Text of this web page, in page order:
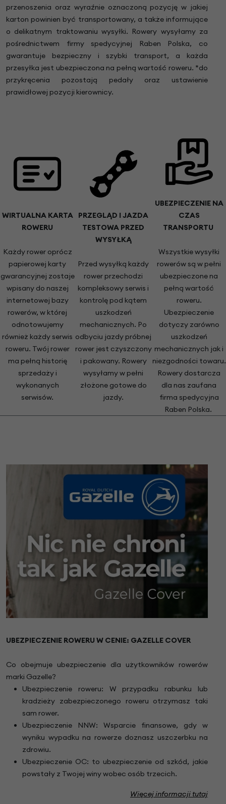
przenoszenia oraz wyraźnie oznaczoną pozycję w jakiej
karton powinien być transportowany, a także informujące
o delikatnym traktowaniu wysyłki. Rowery wysyłamy za
pośrednictwem firmy spedycyjnej Raben Polska, co
gwarantuje bezpieczny i szybki transport, a każda
przesyłka jest ubezpieczona na pełną wartość roweru. *do
przykręcenia pozostają pedały oraz ustawienie
prawidłowej pozycji kierownicy.
WIRTUALNA KARTA
ROWERU
Każdy rower oprócz
papierowej karty
gwarancyjnej zostaje
wpisany do naszej
internetowej bazy
rowerów, w której
odnotowujemy
również każdy serwis
roweru. Twój rower
ma pełną historię
sprzedaży i
wykonanych
serwisów.
PRZEGLĄD I JAZDA
TESTOWA PRZED
WYSYŁKĄ
Przed wysyłką każdy
rower przechodzi
kompleksowy serwis i
kontrolę pod kątem
uszkodzeń
mechanicznych. Po
odbyciu jazdy próbnej
rower jest czyszczony
i pakowany. Rowery
wysyłamy w pełni
złożone gotowe do
jazdy.
UBEZPIECZENIE NA
CZAS
TRANSPORTU
Wszystkie wysyłki
rowerów są w pełni
ubezpieczone na
pełną wartość
roweru.
Ubezpieczenie
dotyczy zarówno
uszkodzeń
mechanicznych jak i
niezgodności towaru.
Rowery dostarcza
dla nas zaufana
firma spedycyjna
Raben Polska.
UBEZPIECZENIE ROWERU W CENIE: GAZELLE COVER
Co obejmuje ubezpieczenie dla użytkowników rowerów
marki Gazelle?
Ubezpieczenie roweru: W przypadku rabunku lub
kradzieży zabezpieczonego roweru otrzymasz taki
sam rower.
Ubezpieczenie NNW: Wsparcie finansowe, gdy w
wyniku wypadku na rowerze doznasz uszczerbku na
zdrowiu.
Ubezpieczenie OC: to ubezpieczenie od szkód, jakie
powstały z Twojej winy wobec osób trzecich.
Więcej informacji tutaj